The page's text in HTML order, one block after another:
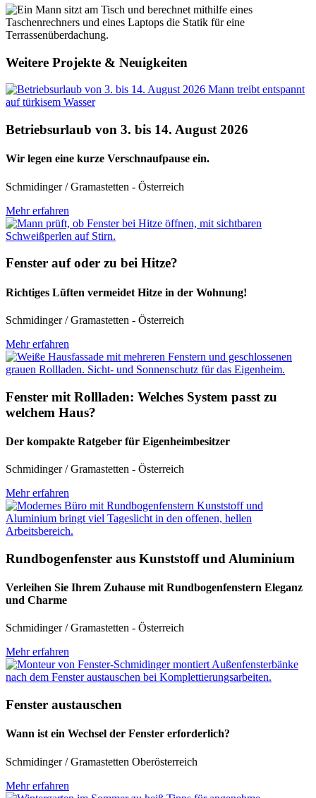
Weitere Projekte & Neuigkeiten
Betriebsurlaub von 3. bis 14. August 2026
Wir legen eine kurze Verschnaufpause ein.
Schmidinger / Gramastetten - Österreich
Mehr erfahren
Fenster auf oder zu bei Hitze?
Richtiges Lüften vermeidet Hitze in der Wohnung!
Schmidinger / Gramastetten - Österreich
Mehr erfahren
Fenster mit Rollladen: Welches System passt zu
welchem Haus?
Der kompakte Ratgeber für Eigenheimbesitzer
Schmidinger / Gramastetten - Österreich
Mehr erfahren
Rundbogenfenster aus Kunststoff und Aluminium
Verleihen Sie Ihrem Zuhause mit Rundbogenfenstern Eleganz
und Charme
Schmidinger / Gramastetten - Österreich
Mehr erfahren
Fenster austauschen
Wann ist ein Wechsel der Fenster erforderlich?
Schmidinger / Gramastetten Oberösterreich
Mehr erfahren